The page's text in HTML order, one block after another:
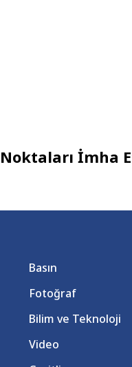
Noktaları İmha
Basın
Fotoğraf
Bilim ve Teknoloji
Video